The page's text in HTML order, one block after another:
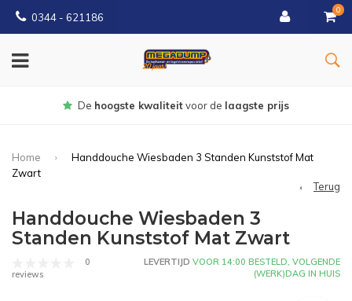
0344 - 621186
0
Gratisbezorgd vanaf € 150
Home
Handdouche Wiesbaden 3 Standen Kunststof Mat
Zwart
Terug
Handdouche Wiesbaden 3
Standen Kunststof Mat Zwart
0
reviews
LEVERTIJD VOOR 14:00 BESTELD, VOLGENDE
(WERK)DAG IN HUIS